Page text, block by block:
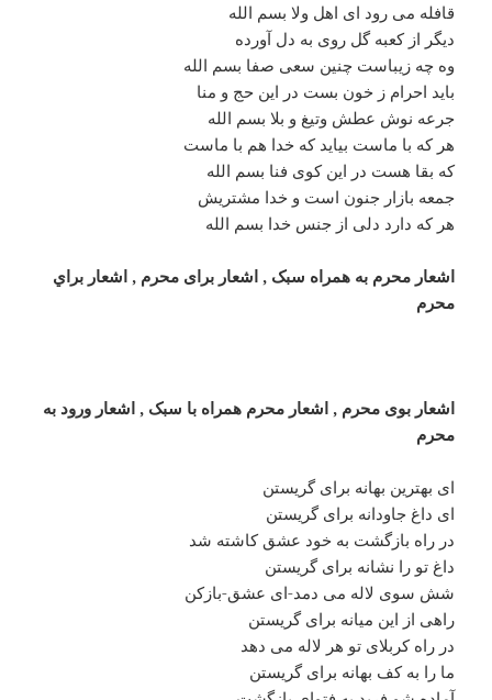
قافله می رود ای اهل ولا بسم الله
دیگر از کعبه گل روی به دل آورده
وه چه زیباست چنین سعی صفا بسم الله
باید احرام ز خون بست در این حج و منا
جرعه نوش عطش وتیغ و بلا بسم الله
هر که با ماست بیاید که خدا هم با ماست
که بقا هست در این کوی فنا بسم الله
جمعه بازار جنون است و خدا مشتریش
هر که دارد دلی از جنس خدا بسم الله
اشعار محرم به همراه سبک , اشعار برای محرم , اشعار براي
محرم
اشعار بوی محرم , اشعار محرم همراه با سبک , اشعار ورود به
محرم
ای بهترین بهانه برای گریستن
ای داغ جاودانه برای گریستن
در راه بازگشت به خود عشق کاشته شد
داغ تو را نشانه برای گریستن
شش سوی لاله می دمد-ای عشق-بازکن
راهی از این میانه برای گریستن
در راه کربلای تو هر لاله می دهد
ما را به کف بهانه برای گریستن